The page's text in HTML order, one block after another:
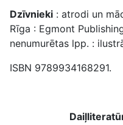
Dzīvnieki : atrodi un
Rīga : Egmont
nenumurētas lpp. :
ISBN 9789934168291.